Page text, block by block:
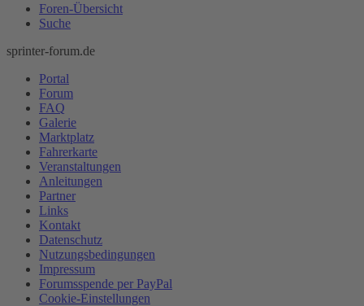
Foren-Übersicht
Suche
sprinter-forum.de
Portal
Forum
FAQ
Galerie
Marktplatz
Fahrerkarte
Veranstaltungen
Anleitungen
Partner
Links
Kontakt
Datenschutz
Nutzungsbedingungen
Impressum
Forumsspende per PayPal
Cookie-Einstellungen